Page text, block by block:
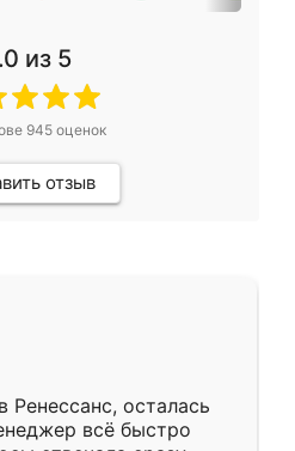
из 5
945оценок
отзыв
Ренессанс, осталась
всё быстро